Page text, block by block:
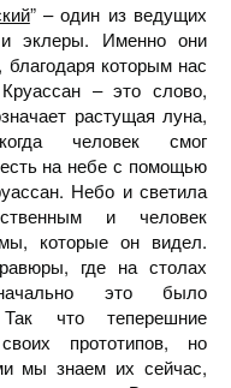
” – один из ведущих
эклеры. Именно они
которым нас
– это слово,
растущая луна,
человек смог
на небе с помощью
Небо и светила
и человек
которые он видел.
где на столах
это было
что теперешние
прототипов, но
мы знаем их сейчас,